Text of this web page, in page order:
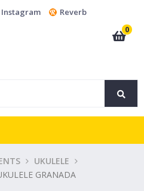
Instagram
Reverb
0
UKULELE
GRANADA